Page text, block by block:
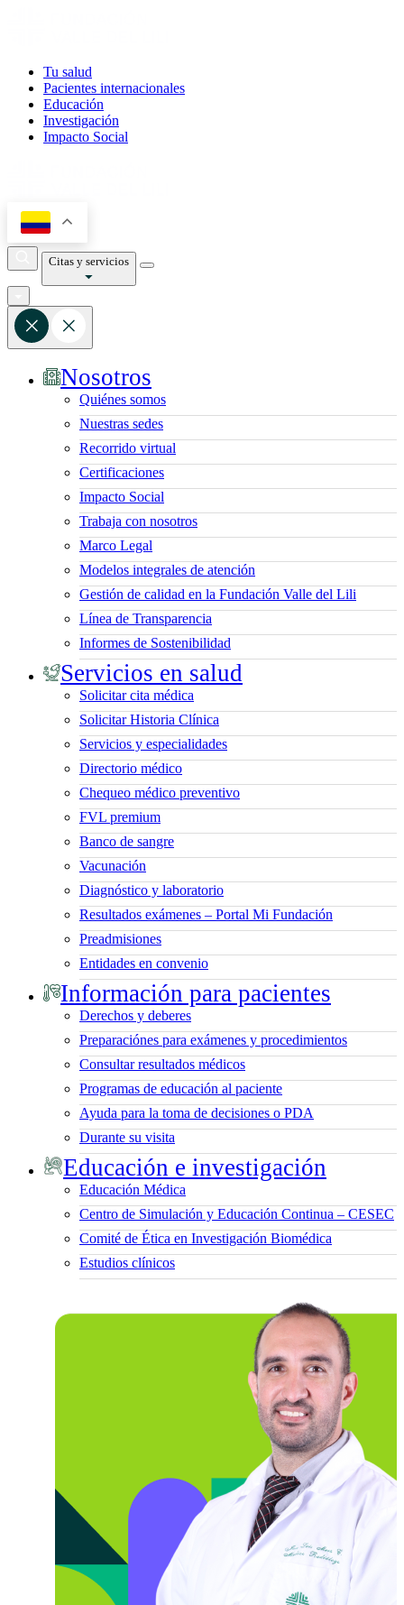
Tu salud
Pacientes internacionales
Educación
Investigación
Impacto Social
Citas y servicios
Nosotros
Quiénes somos
Nuestras sedes
Recorrido virtual
Certificaciones
Impacto Social
Trabaja con nosotros
Marco Legal
Modelos integrales de atención
Gestión de calidad en la Fundación Valle del Lili
Línea de Transparencia
Informes de Sostenibilidad
Servicios en salud
Solicitar cita médica
Solicitar Historia Clínica
Servicios y especialidades
Directorio médico
Chequeo médico preventivo
FVL premium
Banco de sangre
Vacunación
Diagnóstico y laboratorio
Resultados exámenes – Portal Mi Fundación
Preadmisiones
Entidades en convenio
Información para pacientes
Derechos y deberes
Preparaciónes para exámenes y procedimientos
Consultar resultados médicos
Programas de educación al paciente
Ayuda para la toma de decisiones o PDA
Durante su visita
Educación e investigación
Educación Médica
Centro de Simulación y Educación Continua – CESEC
Comité de Ética en Investigación Biomédica
Estudios clínicos